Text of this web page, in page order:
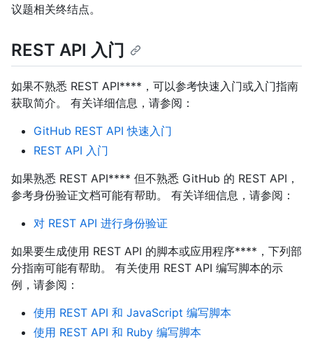
议题相关终结点。
REST API 入门
如果不熟悉 REST API****，可以参考快速入门或入门指南
获取简介。 有关详细信息，请参阅：
GitHub REST API 快速入门
REST API 入门
如果熟悉 REST API**** 但不熟悉 GitHub 的 REST API，
参考身份验证文档可能有帮助。 有关详细信息，请参阅：
对 REST API 进行身份验证
如果要生成使用 REST API 的脚本或应用程序****，下列部
分指南可能有帮助。 有关使用 REST API 编写脚本的示
例，请参阅：
使用 REST API 和 JavaScript 编写脚本
使用 REST API 和 Ruby 编写脚本